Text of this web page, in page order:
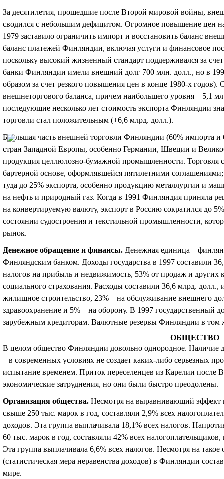
За десятилетия, прошедшие после Второй мировой войны,
сводился с небольшим дефицитом. Огромное повышение цен
1979 заставило ограничить импорт и восстановить баланс
баланс платежей Финляндии, включая услуги и финансовое
поскольку высокий жизненный стандарт поддерживался за
банки Финляндии имели внешний долг 700 млн. долл., но в
образом за счет резкого повышения цен в конце 1980-х
внешнеторгового баланса, причем наибольшего уровня – 5,1
последующие несколько лет стоимость экспорта Финляндии
торговли стал положительным (+6,6 млрд. долл.).
Б
льшая часть внешней торговли Финляндии (60% импорта и
стран Западной Европы, особенно Германии, Швеции и
продукция целлюлозно-бумажной промышленности.
бартерной основе, оформлявшейся пятилетними
туда до 25% экспорта, особенно продукцию металлургии и
на нефть и природный газ. Когда в 1991 Финляндия приняла
на конвертируемую валюту, экспорт в Россию сократился до
состоянии судостроения и текстильной промышленности,
рынок.
Денежное обращение и финансы. Денежная единица –
Финляндским банком. Доходы государства в 1997 составили
налогов на прибыль и недвижимость, 53% от продаж и других
социального страхования. Расходы составили 36,6 млрд.
жилищное строительство, 23% – на обслуживание внешнего
здравоохранение и 5% – на оборону. В 1997 государственный
зарубежным кредиторам. Валютные резервы Финляндии в том
ОБЩЕСТВО
В целом общество Финляндии довольно однородное. Наличие
– в современных условиях не создает каких-либо серьезных
испытание временем. Приток переселенцев из Карелии после
экономические затруднения, но они были быстро преодолены.
Организация общества. Несмотря на выравнивающий эффект
свыше 250 тыс. марок в год, составляли 2,9% всех
доходов. Эта группа выплачивала 18,1% всех налогов.
60 тыс. марок в год, составляли 42% всех
Эта группа выплачивала 6,6% всех налогов. Несмотря на
(статистическая мера неравенства доходов) в Финляндии
мире.